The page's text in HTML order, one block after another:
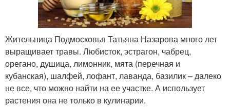
Жительница Подмосковья Татьяна Назарова много лет
выращивает травы. Любисток, эстрагон, чабрец,
орегано, душица, лимонник, мята (перечная и
кубанская), шалфей, лофант, лаванда, базилик – далеко
не все, что можно найти на ее участке. А использует
растения она не только в кулинарии.